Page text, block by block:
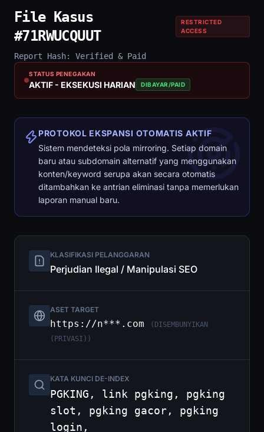
File Kasus
#71RWUCQUUT
RESTRICTED
ACCESS
Report Hash: Verified & Paid
STATUS PENEGAKAN
AKTIF - EKSEKUSI HARIAN DIBAYAR/PAID
PROTOKOL EKSPANSI OTOMATIS AKTIF
Sistem mendeteksi pola mirroring. Setiap domain
baru atau subdomain alternatif yang menggunakan
konten/keyword serupa akan secara otomatis
ditambahkan ke antrian eliminasi tanpa memerlukan
laporan manual baru.
KLASIFIKASI PELANGGARAN
Perjudian Ilegal / Manipulasi SEO
ASET TARGET
https://n***.com
(DISEMBUNYIKAN
(PRIVASI))
KATA KUNCI DE-INDEX
PGKING, link pgking, pgking
slot, pgking gacor, pgking
login,